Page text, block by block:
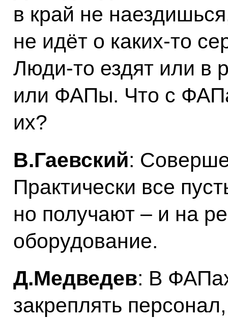
в край не
не идёт о каких‑то
Люди‑то ездят или
или ФАПы. Что с
их?
В.Гаевский:
Практически все
но получают – и на
оборудование.
Д.Медведев: В
закреплять